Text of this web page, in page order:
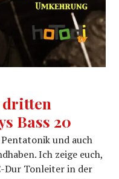
dritten
Bass 20
und auch
Ich zeige euch,
Dur Tonleiter in der